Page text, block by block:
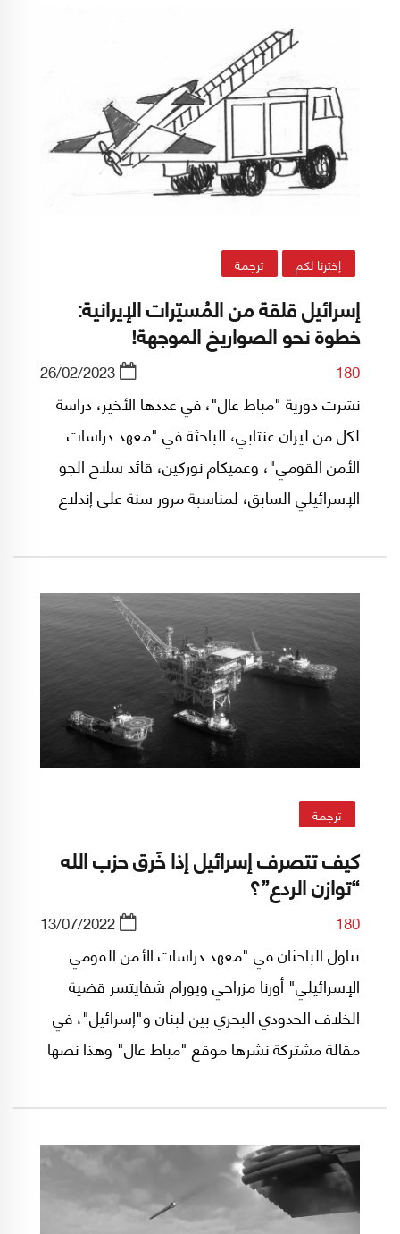
إخترنا لكم ترجمة
إسرائيل قلقة من المُسيّرات الإيرانية:
خطوة نحو الصواريخ الموجهة!
180
26/02/2023
نشرت دورية "مباط عال"، في عددها الأخير، دراسة
لكل من ليران عنتابي، الباحثة في "معهد دراسات
الأمن القومي"، وعميكام نوركين، قائد سلاح الجو
الإسرائيلي السابق، لمناسبة مرور سنة على إندلاع
الجوي من خلال سلاح المُسيرات.
ترجمة
كيف تتصرف إسرائيل إذا خَرق حزب الله
“توازن الردع”؟
180
13/07/2022
تناول الباحثان في "معهد دراسات الأمن القومي
الإسرائيلي" أورنا مزراحي ويورام شفايتسر قضية
الخلاف الحدودي البحري بين لبنان و"إسرائيل"، في
مقالة مشتركة نشرها موقع "مباط عال" وهذا نصها